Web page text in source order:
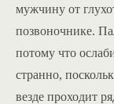
мужчину от
позвоночнике.
потому что
странно,
везде проходит